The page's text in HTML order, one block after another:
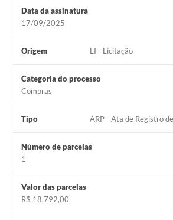
Contato
Listagem de Contribuintes Inscritos na Dívida
Data da assinatura
17/09/2025
Origem LI - Licitação
Categoria do processo
Compras
Tipo ARP - Ata de Registro
Número de parcelas
1
Valor das parcelas
R$ 18.792,00